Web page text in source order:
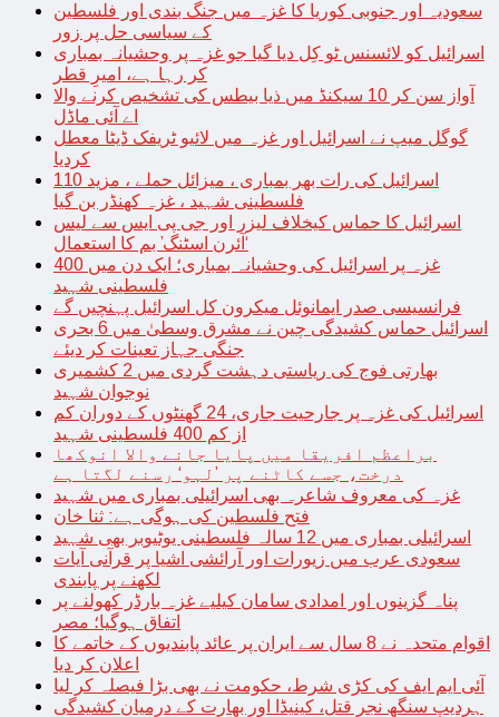
سعودیہ اور جنوبی کوریا کا غزہ میں جنگ بندی اور فلسطین
کے سیاسی حل پر زور
اسرائیل کو لائسنس ٹو کِل دیا گیا جو غزہ پر وحشیانہ بمباری
کر رہا ہے، امیرِ قطر
آواز سن کر 10 سیکنڈ میں ذیا بیطس کی تشخیص کرنے والا
اے آئی ماڈل
گوگل میپ نے اسرائیل اور غزہ میں لائیو ٹریفک ڈیٹا معطل
کردیا
اسرائیل کی رات بھر بمباری ، میزائل حملے ، مزید 110
فلسطینی شہید ، غزہ کھنڈر بن گیا
اسرائیل کا حماس کیخلاف لیزر اور جی پی ایس سے لیس
‘آئرن اسٹنگ’ بم کا استعمال
غزہ پر اسرائیل کی وحشیانہ بمباری؛ ایک دن میں 400
فلسطینی شہید
فرانسیسی صدر ایمانوئل میکرون کل اسرائیل پہنچیں گے
اسرائیل حماس کشیدگی چین نے مشرق وسطیٰ میں 6 بحری
جنگی جہاز تعینات کر دیئے
بھارتی فوج کی ریاستی دہشت گردی میں 2 کشمیری
نوجوان شہید
اسرائیل کی غزہ پر جارحیت جاری، 24 گھنٹوں کے دوران کم
از کم 400 فلسطینی شہید
براعظم افریقا میں پایا جانے والا انوکھا
درخت، جسے کاٹنے پر ’لہو‘ رسنے لگتا ہے
غزہ کی معروف شاعرہ بھی اسرائیلی بمباری میں شہید
فتح فلسطین کی ہوگی ہے: ثنا خان
اسرائیلی بمباری میں 12 سالہ فلسطینی یوٹیوبر بھی شہید
سعودی عرب میں زیورات اور آرائشی اشیا پر قرآنی آیات
لکھنے پر پابندی
پناہ گزینوں اور امدادی سامان کیلیے غزہ بارڈر کھولنے پر
اتفاق ہوگیا؛ مصر
اقوام متحدہ نے 8 سال سے ایران پر عائد پابندیوں کے خاتمے کا
اعلان کر دیا
آئی ایم ایف کی کڑی شرط، حکومت نے بھی بڑا فیصلہ کر لیا
ہردیپ سنگھ نجر قتل، کینیڈا اور بھارت کے درمیان کشیدگی